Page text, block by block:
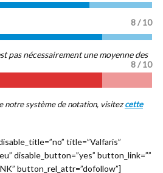
8 / 10
pas nécessairement une moyenne des
8 / 10
notre système de notation, visitezcette
title=”Valfaris”
disable_button=”yes” button_link=””
button_rel_attr=”dofollow”]